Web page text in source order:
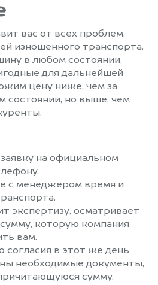
вас от всех проблем,
изношенного транспорта.
в любом состоянии,
для дальнейшей
цену ниже, чем за
состоянии, но выше, чем
на официальном
с менеджером время и
экспертизу, осматривает
которую компания
вам.
согласия в этот же день
необходимые документы,
сумму.